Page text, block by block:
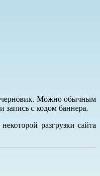
черновик. Можно обычным
запись с кодом баннера.
разгрузки сайта